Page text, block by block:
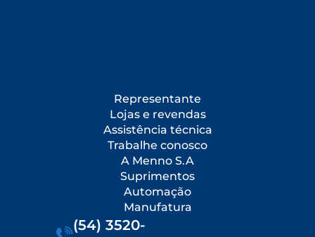
Representante
Lojas e revendas
Assistência técnica
Trabalhe conosco
A Menno S.A
Suprimentos
Automação
Manufatura
(54) 3520-